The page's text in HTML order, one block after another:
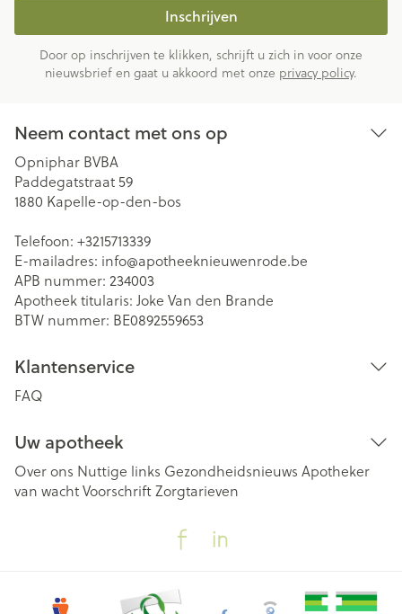
Inschrijven
Door op inschrijven te klikken, schrijft u zich in voor onze
nieuwsbrief en gaat u akkoord met onze privacy policy.
Neem contact met ons op
Opniphar BVBA
Paddegatstraat 59
1880 Kapelle-op-den-bos
Telefoon: +3215713339
E-mailadres: info@apotheeknieuwenrode.be
APB nummer: 234003
Apotheek titularis: Joke Van den Brande
BTW nummer: BE0892559653
Klantenservice
FAQ
Uw apotheek
Over ons Nuttige links Gezondheidsnieuws Apotheker
van wachtVoorschriftZorgtarieven